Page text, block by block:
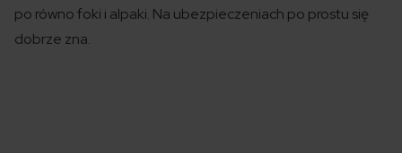
po równo foki i alpaki. Na ubezpieczeniach po prostu się
dobrze zna.